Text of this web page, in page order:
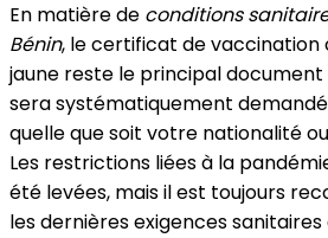
En matière de conditions
Bénin, le certificat de
jaune reste le principal document
sera systématiquement
quelle que soit votre nationalité
Les restrictions liées à la
été levées, mais il est toujours
les dernières exigences